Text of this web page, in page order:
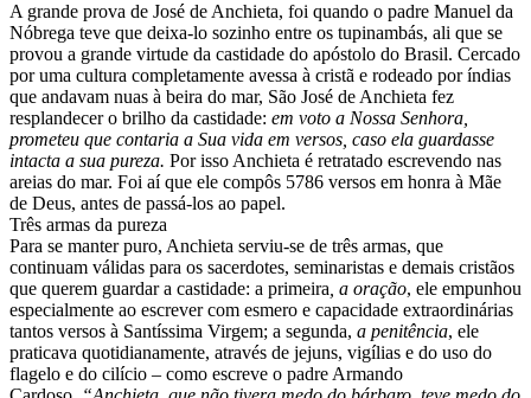
A grande prova de José de Anchieta, foi quando o padre Manuel da
Nóbrega teve que deixa-lo sozinho entre os tupinambás, ali que se
provou a grande virtude da castidade do apóstolo do Brasil. Cercado
por uma cultura completamente avessa à cristã e rodeado por índias
que andavam nuas à beira do mar, São José de Anchieta fez
resplandecer o brilho da castidade: em voto a Nossa Senhora,
prometeu que contaria a Sua vida em versos, caso ela guardasse
intacta a sua pureza. Por isso Anchieta é retratado escrevendo nas
areias do mar. Foi aí que ele compôs 5786 versos em honra à Mãe
de Deus, antes de passá-los ao papel.
Três armas da pureza
Para se manter puro, Anchieta serviu-se de três armas, que
continuam válidas para os sacerdotes, seminaristas e demais cristãos
que querem guardar a castidade: a primeira , a oração, ele empunhou
especialmente ao escrever com esmero e capacidade extraordinárias
tantos versos à Santíssima Virgem; a segunda, a penitência, ele
praticava quotidianamente, através de jejuns, vigílias e do uso do
flagelo e do cilício – como escreve o padre Armando